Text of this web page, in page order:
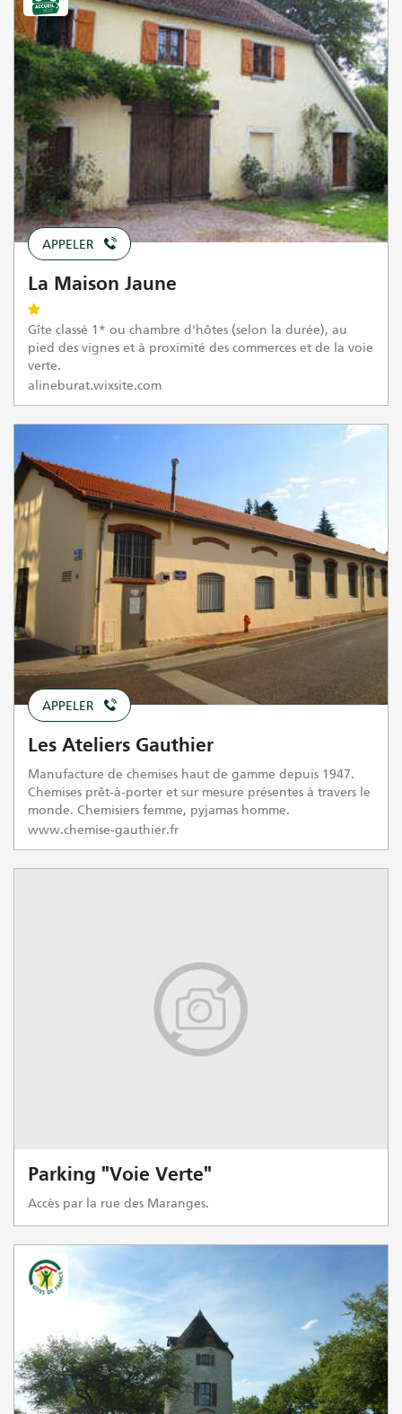
APPELER
La Maison Jaune
Gîte classé 1* ou chambre d'hôtes (selon la durée), au
pied des vignes et à proximité des commerces et de la voie
verte.
alineburat.wixsite.com
APPELER
Les Ateliers Gauthier
Manufacture de chemises haut de gamme depuis 1947.
Chemises prêt-à-porter et sur mesure présentes à travers le
monde. Chemisiers femme, pyjamas homme.
www.chemise-gauthier.fr
Parking "Voie Verte"
Accès par la rue des Maranges.